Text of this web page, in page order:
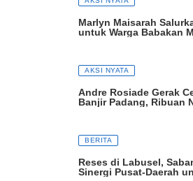
Marlyn Maisarah
untuk Warga Babakan
AKSI NYATA
Andre Rosiade Gerak
Banjir Padang, Ribuan
BERITA
Reses di Labusel,
Sinergi Pusat-Daerah